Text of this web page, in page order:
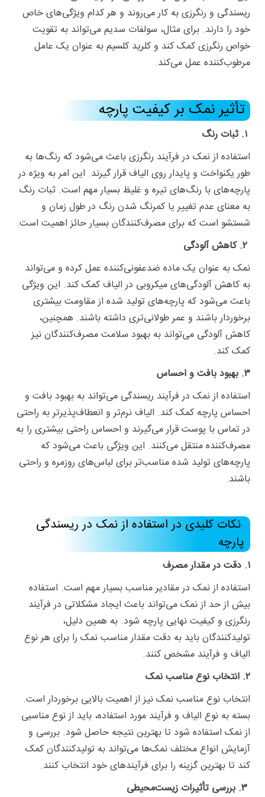
ریسندگی و رنگرزی به کار می‌روند و هر کدام ویژگی‌های خاص
خود را دارند. برای مثال، سولفات سدیم می‌تواند به تقویت
خواص رنگرزی کمک کند و کلرید کلسیم به عنوان یک عامل
مرطوب‌کننده عمل می‌کند.
تأثیر نمک بر کیفیت پارچه
استفاده از نمک در فرآیند رنگرزی باعث می‌شود که رنگ‌ها به
طور یکنواخت و پایدار روی الیاف قرار گیرند. این امر به ویژه در
پارچه‌های با رنگ‌های تیره و غلیظ بسیار مهم است. ثبات رنگ
به معنای عدم تغییر یا کمرنگ شدن رنگ در طول زمان و
شستشو است که برای مصرف‌کنندگان بسیار حائز اهمیت است.
نمک به عنوان یک ماده ضدعفونی‌کننده عمل کرده و می‌تواند
به کاهش آلودگی‌های میکروبی در الیاف کمک کند. این ویژگی
باعث می‌شود که پارچه‌های تولید شده از مقاومت بیشتری
برخوردار باشند و عمر طولانی‌تری داشته باشند. همچنین،
کاهش آلودگی می‌تواند به بهبود سلامت مصرف‌کنندگان نیز
کمک کند.
۳. بهبود بافت و احساس
استفاده از نمک در فرآیند ریسندگی می‌تواند به بهبود بافت و
احساس پارچه کمک کند. الیاف نرم‌تر و انعطاف‌پذیرتر به راحتی
در تماس با پوست قرار می‌گیرند و احساس راحتی بیشتری را به
مصرف‌کننده منتقل می‌کنند. این ویژگی باعث می‌شود که
پارچه‌های تولید شده مناسب‌تر برای لباس‌های روزمره و راحتی
باشند.
نکات کلیدی در استفاده از نمک در ریسندگی
پارچه
۱. دقت در مقدار مصرف
استفاده از نمک در مقادیر مناسب بسیار مهم است. استفاده
بیش از حد از نمک می‌تواند باعث ایجاد مشکلاتی در فرآیند
رنگرزی و کیفیت نهایی پارچه شود. به همین دلیل،
تولیدکنندگان باید به دقت مقدار مناسب نمک را برای هر نوع
الیاف و فرآیند مشخص کنند.
۲. انتخاب نوع مناسب نمک
انتخاب نوع مناسب نمک نیز از اهمیت بالایی برخوردار است.
بسته به نوع الیاف و فرآیند مورد استفاده، باید از نوع مناسبی
از نمک استفاده شود تا بهترین نتیجه حاصل شود. بررسی و
آزمایش انواع مختلف نمک‌ها می‌تواند به تولیدکنندگان کمک
کند تا بهترین گزینه را برای فرآیندهای خود انتخاب کنند.